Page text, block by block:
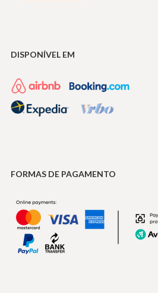
DISPONÍVEL EM
FORMAS DE PAGAMENTO